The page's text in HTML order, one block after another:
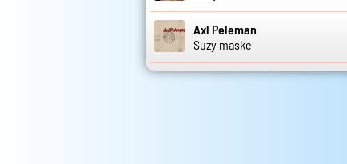
Axl Peleman
Suzy maske